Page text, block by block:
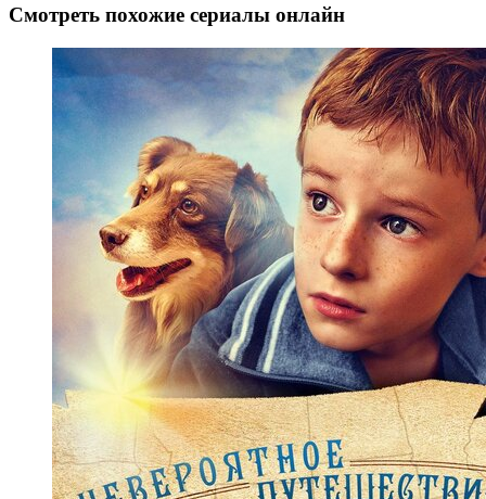
Смотреть похожие сериалы онлайн